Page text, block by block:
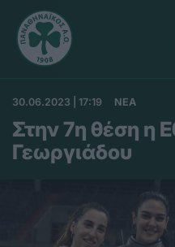
30.06.2023 | 17:19 ΝΕΑ
Στην 7η θέση η
Γεωργιάδου